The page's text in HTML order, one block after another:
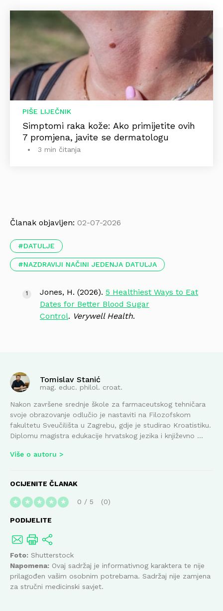
PIŠE LIJEČNIK
Simptomi raka kože: Ako primijetite ovih
7 promjena, javite se dermatologu
3 min čitanja
Članak objavljen: 02-07-2026
DATULJE
NAZDRAVIJI NAČINI JEDENJA DATULJA
Jones, H. (2026). 5 Healthiest Ways to Eat
Dates for Better Blood Sugar
Control. Verywell Health.
Tomislav Stanić
mag. educ. philol. croat.
Nakon završene srednje škole za farmaceutskog tehničara
svoje obrazovanje odlučio je nastaviti na Filozofskom
fakultetu Sveučilišta u Zagrebu, gdje je studirao Kroatistiku.
Diplomu magistra edukacije hrvatskog jezika i književno ...
Više o autoru
OCIJENITE ČLANAK
★ ★ ★ ★ ★ 0 / 5 0
PODIJELITE
Foto: Shutterstock
Napomena: Ovaj sadržaj je informativnog karaktera te nije
prilagođen vašim osobnim potrebama. Sadržaj nije zamjena
za stručni medicinski savjet.